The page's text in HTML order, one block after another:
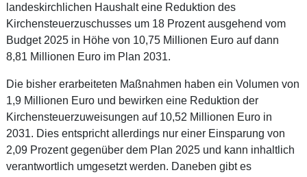
landeskirchlichen Haushalt eine Reduktion des
Kirchensteuerzuschusses um 18 Prozent ausgehend vom
Budget 2025 in Höhe von 10,75 Millionen Euro auf dann
8,81 Millionen Euro im Plan 2031.
Die bisher erarbeiteten Maßnahmen haben ein Volumen von
1,9 Millionen Euro und bewirken eine Reduktion der
Kirchensteuerzuweisungen auf 10,52 Millionen Euro in
2031. Dies entspricht allerdings nur einer Einsparung von
2,09 Prozent gegenüber dem Plan 2025 und kann inhaltlich
verantwortlich umgesetzt werden. Daneben gibt es